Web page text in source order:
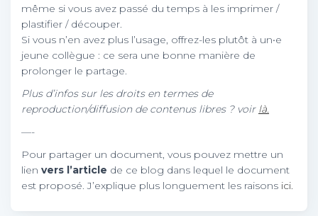
même si vous avez passé du temps à les imprimer /
plastifier / découper.
Si vous n’en avez plus l’usage, offrez-les plutôt à un•e
jeune collègue : ce sera une bonne manière de
prolonger le partage.
Plus d’infos sur les droits en termes de
reproduction/diffusion de contenus libres ? voir là.
—-
Pour partager un document, vous pouvez mettre un
lien vers l’article de ce blog dans lequel le document
est proposé. J’explique plus longuement les raisons ici.